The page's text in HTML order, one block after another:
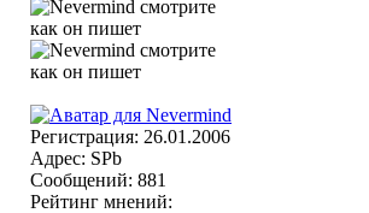
Регистрация: 26.01.2006
Адрес: SPb
Сообщений: 881
Рейтинг мнений: